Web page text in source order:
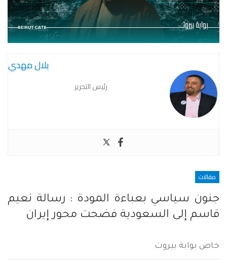
بلال مهدي
رئيس التحرير
مقالات
جنون سياسي بعباءة المودة : رسالة نعيم
قاسم إلى السعودية فضحت محور إيران
خاص بوابة بيروت